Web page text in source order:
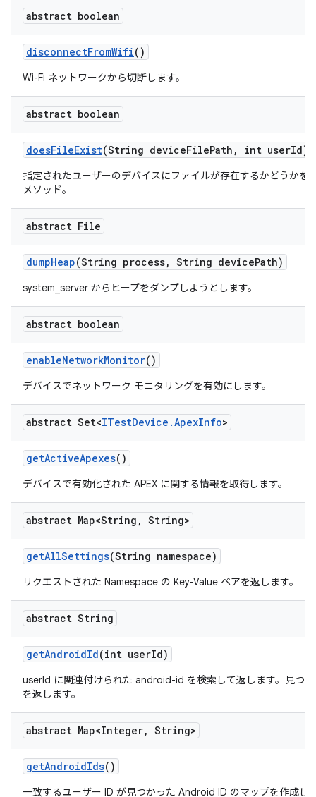
abstract boolean
disconnectFromWifi()
Wi-Fi ネットワークから切断します。
abstract boolean
doesFileExist(String deviceFilePath , int userId)
指定されたユーザーのデバイスにファイルが存在するかどうかを
メソッド。
abstract File
dumpHeap(String process, String devicePath)
system_server からヒープをダンプしようとします。
abstract boolean
enableNetworkMonitor()
デバイスでネットワーク モニタリングを有効にします。
abstract Set<ITestDevice .ApexInfo>
getActiveApexes()
デバイスで有効化された APEX に関する情報を取得します。
abstract Map<String , String>
getAllSettings(String namespace)
リクエストされた Namespace の Key-Value ペアを返します。
abstract String
getAndroidId(int userId)
userId に関連付けられた android-id を検索して返します。見つ
を返します。
abstract Map<Integer, String>
getAndroidIds()
一致するユーザー ID が見つかった Android ID のマップを作成し